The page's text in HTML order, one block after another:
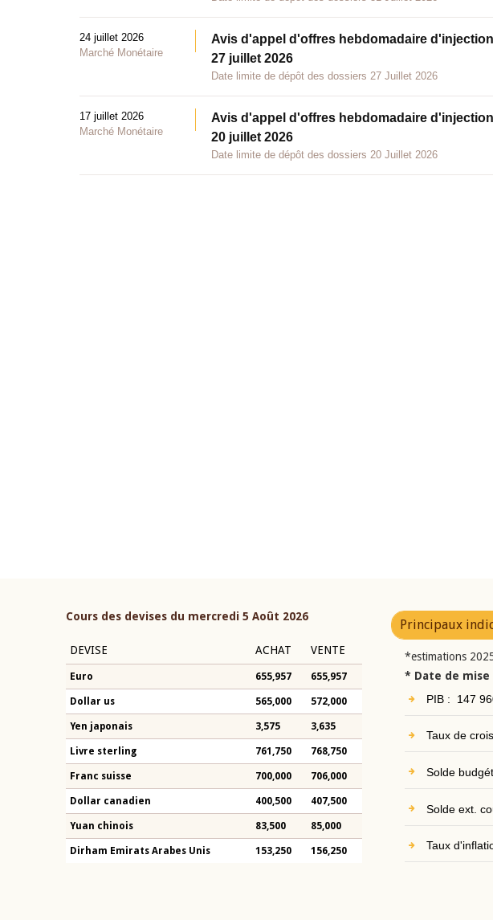
24 juillet 2026
Marché Monétaire
Avis d'appel d'offres hebdomadaire
27 juillet 2026
Date limite de dépôt des dossiers 27 Juillet 2026
17 juillet 2026
Marché Monétaire
Avis d'appel d'offres hebdomadaire
20 juillet 2026
Date limite de dépôt des dossiers 20 Juillet 2026
Cours des devises du mercredi 5 Août 2026
DEVISE ACHAT VENTE
Euro 655,957 655,957
Dollar us 565,000 572,000
Yen japonais 3,575 3,635
Livre sterling 761,750 768,750
Franc suisse 700,000 706,000
Dollar canadien 400,500 407,500
Yuan chinois 83,500 85,000
Dirham Emirats Arabes Unis 153,250 156,250
Principaux
*estimations
* Date de mise
PIB : 147
Taux de
Solde
Solde ext.
Taux